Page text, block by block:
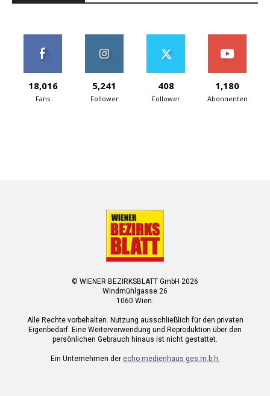
18,016
Fans
5,241
Follower
408
Follower
1,180
Abonnenten
© WIENER BEZIRKSBLATT GmbH 2026
Windmühlgasse 26
1060 Wien.
Alle Rechte vorbehalten. Nutzung ausschließlich für den privaten
Eigenbedarf. Eine Weiterverwendung und Reproduktion über den
persönlichen Gebrauch hinaus ist nicht gestattet.
Ein Unternehmen der echo medienhaus ges.m.b.h.